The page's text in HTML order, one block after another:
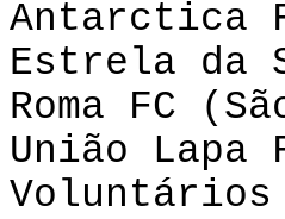
Antarctica
Estrela da
Roma FC
União Lapa
Voluntários